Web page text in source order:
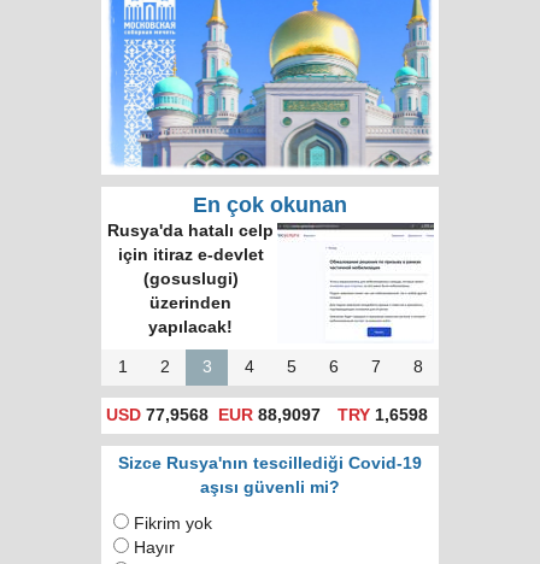
En çok okunan
Rusya'da hatalı celp
için itiraz e-devlet
(gosuslugi)
üzerinden
yapılacak!
1 2 3 4 5 6 7 8
USD 77,9568 EUR 88,9097 TRY1,6598
Sizce Rusya'nın tescillediği Covid-19
aşısı güvenli mi?
Fikrim yok
Hayır